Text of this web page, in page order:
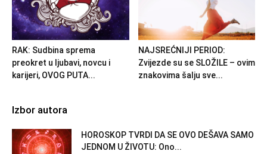
RAK: Sudbina sprema
preokret u ljubavi, novcu i
karijeri, OVOG PUTA...
NAJSREĆNIJI PERIOD:
Zvijezde su se SLOŽILE – ovim
znakovima šalju sve...
Izbor autora
HOROSKOP TVRDI DA SE OVO DEŠAVA SAMO
JEDNOM U ŽIVOTU: Ono...